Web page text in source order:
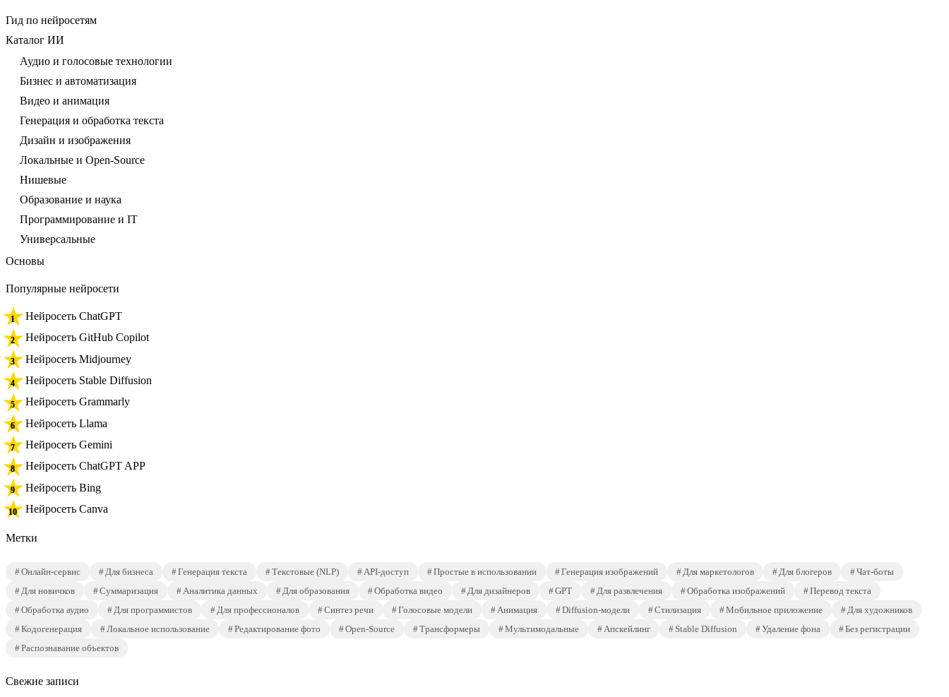
Гид по нейросетям
Каталог ИИ
Аудио и голосовые технологии
Бизнес и автоматизация
Видео и анимация
Генерация и обработка текста
Дизайн и изображения
Локальные и Open-Source
Нишевые
Образование и наука
Программирование и IT
Универсальные
Основы
Популярные нейросети
Нейросеть ChatGPT
Нейросеть GitHub Copilot
Нейросеть Midjourney
Нейросеть Stable Diffusion
Нейросеть Grammarly
Нейросеть Llama
Нейросеть Gemini
Нейросеть ChatGPT APP
Нейросеть Bing
Нейросеть Canva
Метки
Онлайн-сервис Для бизнеса Генерация текста Текстовые (NLP) API-доступ Простые в использовании Генерация изображений Для маркетологов Для блогеров
Чат-боты
Для новичков
Суммаризация Аналитика данных Для образования Обработка видео Для дизайнеров GPT Для развлечения Обработка изображений
Перевод текста
Обработка аудио
Для программистов Для профессионалов Синтез речи Голосовые модели Анимация Diffusion-модели Стилизация Мобильное приложение
Для художников
Кодогенерация
Локальное использование Редактирование фото Open-Source Трансформеры Мультимодальные Апскейлинг Stable Diffusion Удаление фона
Без регистрации
Распознавание объектов
Свежие записи